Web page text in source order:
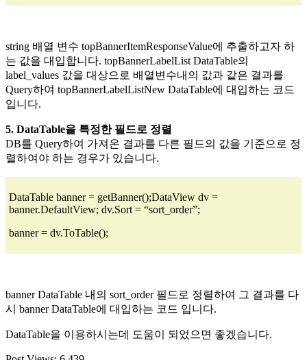
string 배열 변수 topBannerItemResponseValue에 추출하고자 하
는 값을 대입합니다. topBannerLabelList DataTable의
label_values 값을 대상으로 배열변수내의 값과 같은 결과를
Query하여 topBannerLabelListNew DataTable에 대입하는 코드
입니다.
5. DataTable을 특정한 필드로 정렬
DB를 Query하여 가져온 결과를 다른 필드의 값을 기준으로 정
렬하여야 하는 경우가 있습니다.
DataTable banner = getBanner();DataView dv =
banner.DefaultView; dv.Sort = “sort_order”;
banner = dv.ToTable();
banner DataTable 내의 sort_order 필드로 정렬하여 그 결과를 다
시 banner DataTable에 대입하는 코드 입니다.
DataTable을 이용하시는데 도움이 되었으면 좋겠습니다.